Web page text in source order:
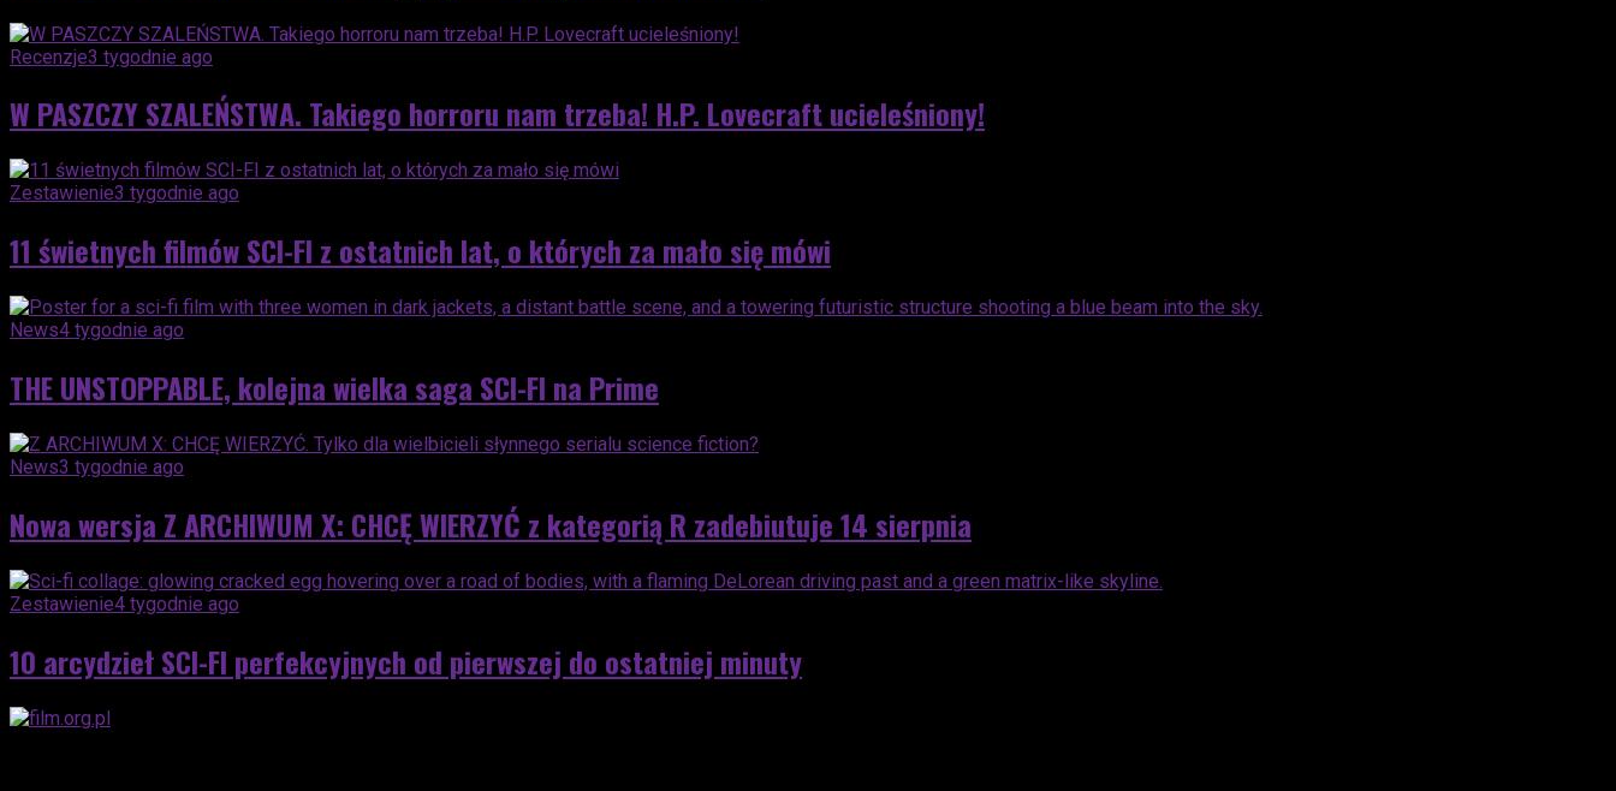
Recenzje3 tygodnie ago
W PASZCZY SZALEŃSTWA. Takiego horroru nam trzeba! H.P. Lovecraft ucieleśniony!
Zestawienie3 tygodnie ago
11 świetnych filmów SCI-FI z ostatnich lat, o których za mało się mówi
News4 tygodnie ago
THE UNSTOPPABLE, kolejna wielka saga SCI-FI na Prime
News3 tygodnie ago
Nowa wersja Z ARCHIWUM X: CHCĘ WIERZYĆ z kategorią R zadebiutuje 14 sierpnia
Zestawienie4 tygodnie ago
10 arcydzieł SCI-FI perfekcyjnych od pierwszej do ostatniej minuty